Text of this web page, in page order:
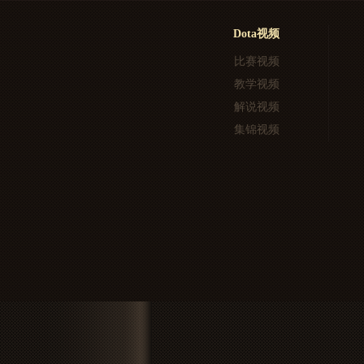
Dota视频
比赛视频
教学视频
解说视频
集锦视频